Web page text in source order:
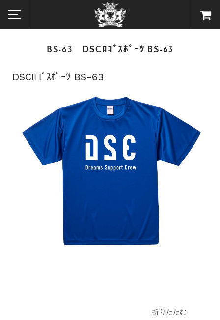
BS-63 DSCﾛｺﾞｽﾎﾟｰﾂ BS-63
DSCﾛｺﾞｽﾎﾟｰﾂ BS-63
折りたたむ